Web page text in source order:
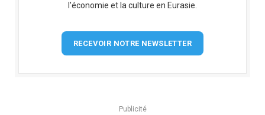
l'économie et la culture en Eurasie.
RECEVOIR NOTRE NEWSLETTER
Publicité